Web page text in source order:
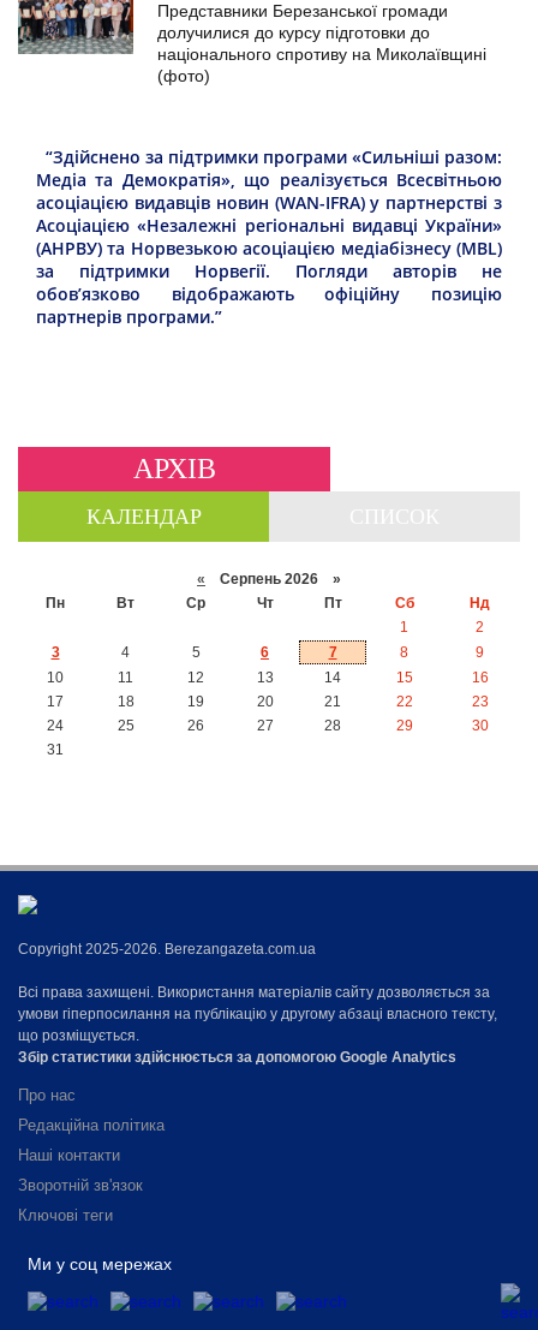
Представники Березанської громади
долучилися до курсу підготовки до
національного спротиву на Миколаївщині
(фото)
“Здійснено за підтримки програми «Сильніші разом:
Медіа та Демократія», що реалізується Всесвітньою
асоціацією видавців новин (WAN-IFRA) у партнерстві з
Асоціацією «Незалежні регіональні видавці України»
(АНРВУ) та Норвезькою асоціацією медіабізнесу (MBL)
за підтримки Норвегії. Погляди авторів не
обов’язково відображають офіційну позицію
партнерів програми.”
АРХІВ
КАЛЕНДАР
« Серпень 2026 »
Пн
Вт Ср Чт Пт Сб
Нд
1
2
3
4 5 6 7 8
9
10
11 12 13 14 15
16
17
18 19 20 21 22
23
24
25 26 27 28 29
30
31
Copyright 2025-2026. Berezangazeta.com.ua
Всі права захищені. Використання матеріалів сайту дозволяється за
умови гіперпосилання на публікацію у другому абзаці власного тексту,
що розміщується.
Збір статистики здійснюється за допомогою Google Analytics
Про нас
Редакційна політика
Наші контакти
Зворотній зв'язок
Ключові теги
Ми у соц мережах